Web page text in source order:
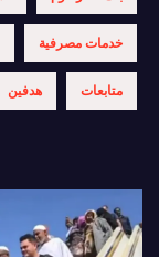
خدمات مصرفية
متابعات هدفين